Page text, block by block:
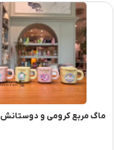
ماگ مربع کرومی و دوستانش